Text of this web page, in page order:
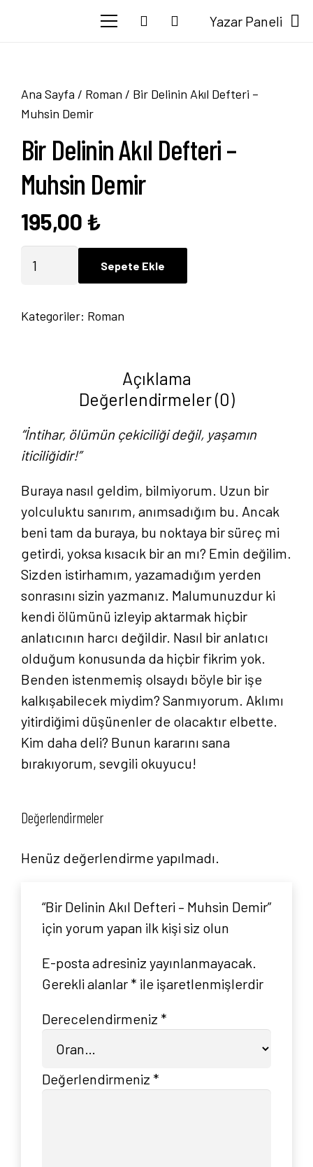
Yazar Paneli
Ana Sayfa / Roman / Bir Delinin Akıl Defteri –
Muhsin Demir
Bir Delinin Akıl Defteri –
Muhsin Demir
195,00 ₺
Delinin
Defteri
Sepete Ekle
Kategoriler: Roman
Açıklama
Değerlendirmeler (0)
“İntihar, ölümün çekiciliği değil, yaşamın
iticiliğidir!”
Buraya nasıl geldim, bilmiyorum. Uzun bir
yolculuktu sanırım, anımsadığım bu. Ancak
beni tam da buraya, bu noktaya bir süreç mi
getirdi, yoksa kısacık bir an mı? Emin değilim.
Sizden istirhamım, yazamadığım yerden
sonrasını sizin yazmanız. Malumunuzdur ki
kendi ölümünü izleyip aktarmak hiçbir
anlatıcının harcı değildir. Nasıl bir anlatıcı
olduğum konusunda da hiçbir fikrim yok.
Benden istenmemiş olsaydı böyle bir işe
kalkışabilecek miydim? Sanmıyorum. Aklımı
yitirdiğimi düşünenler de olacaktır elbette.
Kim daha deli? Bunun kararını sana
bırakıyorum, sevgili okuyucu!
Değerlendirmeler
Henüz değerlendirme yapılmadı.
“Bir Delinin Akıl Defteri – Muhsin Demir”
için yorum yapan ilk kişi siz olun
E-posta adresiniz yayınlanmayacak.
Gerekli alanlar * ile işaretlenmişlerdir
Derecelendirmeniz *
Değerlendirmeniz *